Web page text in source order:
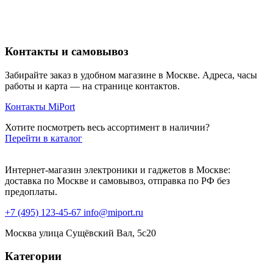
Контакты и самовывоз
Забирайте заказ в удобном магазине в Москве. Адреса, часы
работы и карта — на странице контактов.
Контакты MiPort
Хотите посмотреть весь ассортимент в наличии?
Перейти в каталог
Интернет-магазин электроники и гаджетов в Москве:
доставка по Москве и самовывоз, отправка по РФ без
предоплаты.
+7 (495) 123-45-67 info@miport.ru
Москва улица Сущёвский Вал, 5с20
Категории